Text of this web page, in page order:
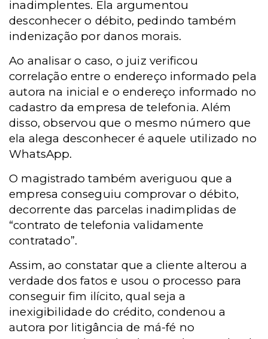
inadimplentes. Ela argumentou
desconhecer o débito, pedindo também
indenização por danos morais.
Ao analisar o caso, o juiz verificou
correlação entre o endereço informado pela
autora na inicial e o endereço informado no
cadastro da empresa de telefonia. Além
disso, observou que o mesmo número que
ela alega desconhecer é aquele utilizado no
WhatsApp.
O magistrado também averiguou que a
empresa conseguiu comprovar o débito,
decorrente das parcelas inadimplidas de
“contrato de telefonia validamente
contratado”.
Assim, ao constatar que a cliente alterou a
verdade dos fatos e usou o processo para
conseguir fim ilícito, qual seja a
inexigibilidade do crédito, condenou a
autora por litigância de má-fé no